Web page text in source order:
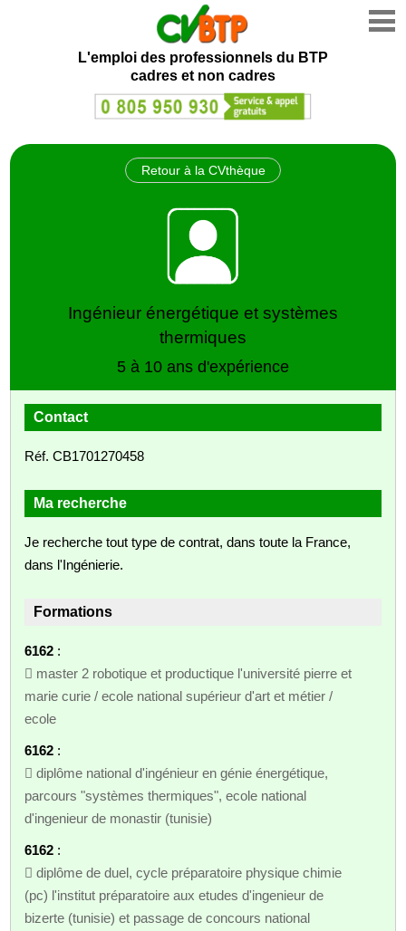
L'emploi des professionnels du BTP
cadres et non cadres
Retour à la CVthèque
Ingénieur énergétique et systèmes
thermiques
5 à 10 ans d'expérience
Contact
Réf. CB1701270458
Ma recherche
Je recherche tout type de contrat, dans toute la France,
dans l'Ingénierie.
Formations
6162 :
 master 2 robotique et productique l'université pierre et
marie curie / ecole national supérieur d'art et métier /
ecole
6162 :
 diplôme national d'ingénieur en génie énergétique,
parcours "systèmes thermiques", ecole national
d'ingenieur de monastir (tunisie)
6162 :
 diplôme de duel, cycle préparatoire physique chimie
(pc) l'institut préparatoire aux etudes d'ingenieur de
bizerte (tunisie) et passage de concours national